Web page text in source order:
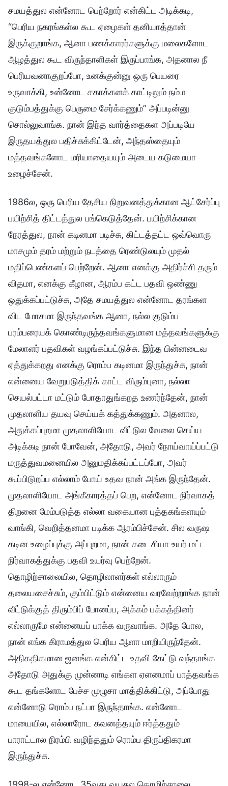
சமயத்துல என்னோட பெற்றோர் என்கிட்ட அடிக்கடி,
“பெரிய நகரங்கள்ல கூட ஏழைகள் தனியாத்தான்
இருக்குறாங்க, ஆனா பணக்காரர்களுக்கு மலைகளோட
ஆழத்துல கூட விருந்தாளிகள் இருப்பாங்க, அதனால நீ
பெரியவனாகுறப்போ, உனக்குன்னு ஒரு பெயரை
உருவாக்கி, உன்னோட சகாக்களக் காட்டிலும் நம்ம
குடும்பத்துக்கு பெருமை சேர்க்கணும்” அப்படின்னு
சொல்லுவாங்க. நான் இந்த வார்த்தைகள அப்படியே
இருதயத்துல பதிச்சுக்கிட்டேன், அந்தஸ்தையும்
மத்தவங்களோட மரியாதையயும் அடைய கடுமையா
உழைச்சேன்.
1986ல, ஒரு பெரிய தேசிய நிறுவனத்துக்கான ஆட்சேர்ப்பு
பயிற்சித் திட்டத்துல பங்கெடுத்தேன். பயிற்சிக்கான
நேரத்துல, நான் கடினமா படிச்சு, கிட்டத்தட்ட ஒவ்வொரு
மாசமும் தரம் மற்றும் நடத்தை ரெண்டுலயும் முதல்
மதிப்பெண்களப் பெற்றேன். ஆனா எனக்கு அதிர்ச்சி தரும்
விதமா, எனக்கு கீழான, ஆரம்ப கட்ட பதவி ஒண்ணு
ஒதுக்கப்பட்டுச்சு, அதே சமயத்துல என்னோட தரங்கள
விட மோசமா இருந்தவங்க ஆனா, நல்ல குடும்ப
பரம்பரையக் கொண்டிருந்தவங்களுமான மத்தவங்களுக்கு
மேலாளர் பதவிகள் வழங்கப்பட்டுச்சு. இந்த பின்னடைவ
ஏத்துக்கறது எனக்கு ரொம்ப கடினமா இருந்துச்சு, நான்
என்னைய வேறுபடுத்திக் காட்ட விரும்புனா, நல்லா
செயல்பட்டா மட்டும் போதாதுங்கறத உணர்ந்தேன், நான்
முதலாளிய தயவு செய்யக் கத்துக்கணும். அதனால,
அதுக்கப்புறமா முதலாளியோட வீட்டுல வேலை செய்ய
அடிக்கடி நான் போவேன், அதோடு, அவர் நோய்வாய்ப்பட்டு
மருத்துவமனையில அனுமதிக்கப்பட்டப்போ, அவர்
கூப்பிடுறப்ப எல்லாம் போய் உதவ நான் அங்க இருந்தேன்.
முதலாளியோட அங்கீகாரத்தப் பெற, என்னோட நிர்வாகத்
திறனை மேம்படுத்த எல்லா வகையான புத்தகங்களயும்
வாங்கி, வெறித்தனமா படிக்க ஆரம்பிச்சேன். சில வருஷ
கடின உழைப்புக்கு அப்புறமா, நான் கடைசியா உயர் மட்ட
நிர்வாகத்துக்கு பதவி உயர்வு பெற்றேன்.
தொழிற்சாலையில, தொழிலாளர்கள் எல்லாரும்
தலையசைச்சும், கும்பிட்டும் என்னைய வரவேற்றாங்க நான்
வீட்டுக்குத் திரும்பிப் போனப்ப, அக்கம் பக்கத்தினர்
எல்லாருமே என்னையப் பாக்க வருவாங்க. அதே போல,
நான் எங்க கிராமத்துல பெரிய ஆளா மாறியிருந்தேன்.
அதிகதிகமான ஜனங்க என்கிட்ட உதவி கேட்டு வந்தாங்க
அதோடு அதுக்கு முன்னாடி எங்கள ஏளனமாப் பாத்தவங்க
கூட தங்களோட பேச்ச முழுசா மாத்திக்கிட்டு, அப்போது
என்னோடு ரொம்ப நட்பா இருந்தாங்க. என்னோட
மாயையில, எல்லாரோட கவனத்தயும் ஈர்த்ததும்
பாராட்டால நிரம்பி வழிந்ததும் ரொம்ப திருப்திகரமா
இருந்துச்சு.